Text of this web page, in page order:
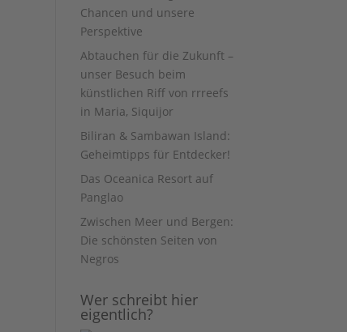
Chancen und unsere
Perspektive
Abtauchen für die Zukunft –
unser Besuch beim
künstlichen Riff von rrreefs
in Maria, Siquijor
Biliran & Sambawan Island:
Geheimtipps für Entdecker!
Das Oceanica Resort auf
Panglao
Zwischen Meer und Bergen:
Die schönsten Seiten von
Negros
Wer schreibt hier
eigentlich?